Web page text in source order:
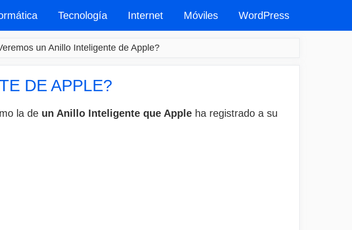
Tecnología Internet Móviles WordPress
un Anillo Inteligente de Apple?
DE APPLE?
la de un Anillo Inteligente que Apple ha registrado a su